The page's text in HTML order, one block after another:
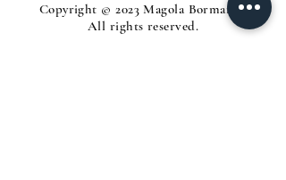
Copyright © 2023 Magola Borman®.
All rights reserved.